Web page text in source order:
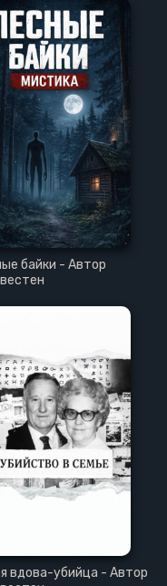
байки - Автор
вдова-убийца - Автор